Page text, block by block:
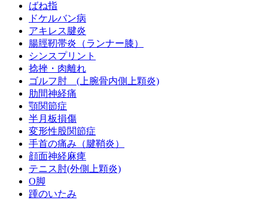
ばね指
ドケルバン病
アキレス腱炎
腸脛靭帯炎（ランナー膝）
シンスプリント
捻挫・肉離れ
ゴルフ肘 (上腕骨内側上顆炎)
肋間神経痛
顎関節症
半月板損傷
変形性股関節症
手首の痛み（腱鞘炎）
顔面神経麻痺
テニス肘(外側上顆炎)
O脚
踵のいたみ